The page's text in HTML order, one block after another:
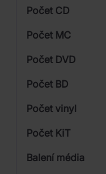
Počet CD
Počet MC
Počet DVD
Počet BD
Počet vinyl
Počet KiT
Balení média